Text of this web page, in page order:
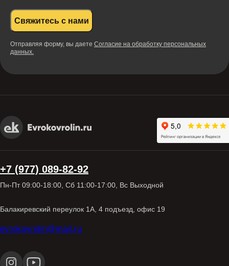
Свяжитесь с нами
Отправляя форму, вы даете Согласие на обработку персональных
данных.
+7 (977) 089-82-92
Пн-Пт 09:00-18:00, Сб 11:00-17:00, Вс Выходной
Балакиревский переулок 1А, 4 подъезд, офис 19
evrokovrolin@mail.ru